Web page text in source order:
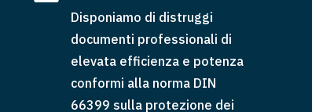
Disponiamo di distruggi
documenti professionali di
elevata efficienza e potenza
conformi alla norma DIN
66399 sulla protezione dei